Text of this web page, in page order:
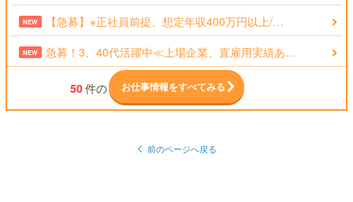
NEW 【急募】※正社員前提、想定年収400万円以上/…
NEW 急募！3、40代活躍中≪上場企業、直雇用実績あ…
50件の お仕事情報をすべてみる
前のページへ戻る